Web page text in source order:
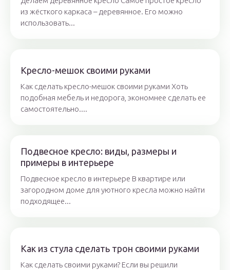
из жёсткого каркаса – деревянное. Его можно
использовать...
Кресло-мешок своими руками
Как сделать кресло-мешок своими руками Хоть
подобная мебель и недорога, экономнее сделать ее
самостоятельно....
Подвесное кресло: виды, размеры и
примеры в интерьере
Подвесное кресло в интерьере В квартире или
загородном доме для уютного кресла можно найти
подходящее...
Как из стула сделать трон своими руками
Как сделать своими руками? Если вы решили